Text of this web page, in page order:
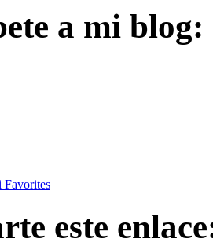
a mi blog:
este